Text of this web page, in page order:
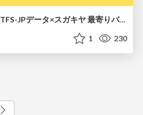
名古屋の市バスGTFS-JPデータ×スガキヤ 最寄りバス停検索をAmazon ElastiCache Serverless for Valkeyで最適化する
1 230